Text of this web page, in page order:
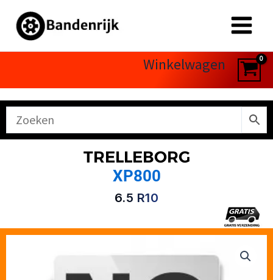
naar
Winkelwagen
TRELLEBORG
XP800
6.5 R10